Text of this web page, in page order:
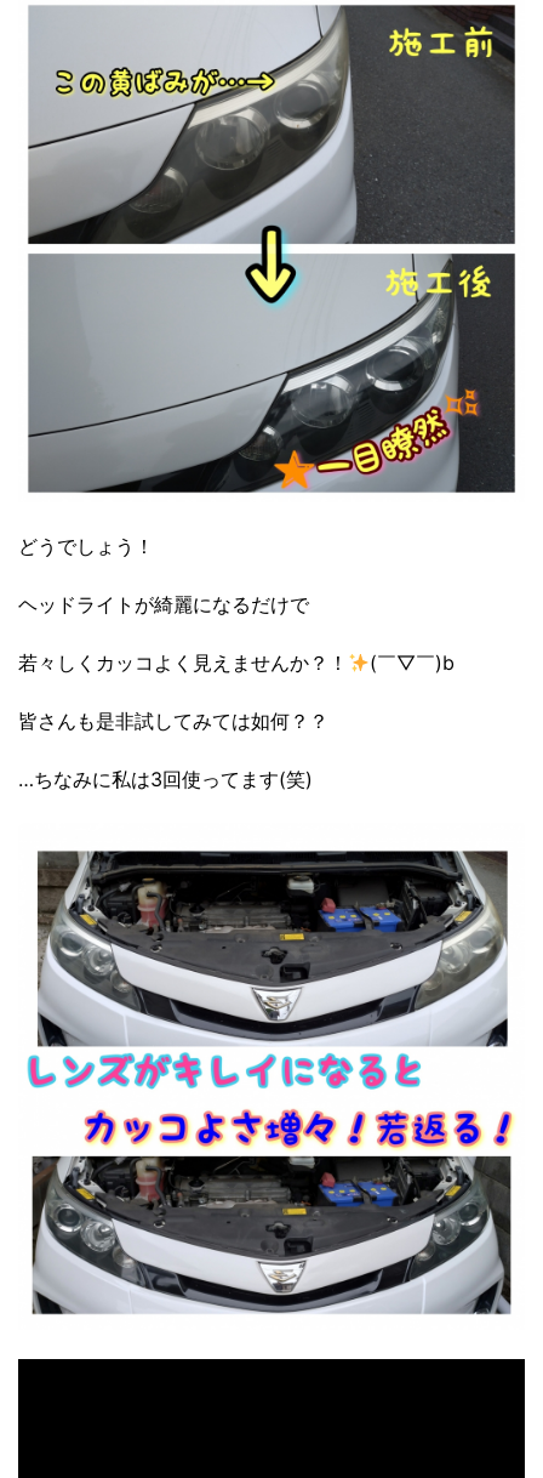
どうでしょう！
ヘッドライトが綺麗になるだけで
若々しくカッコよく見えませんか？！ (￣▽￣)b
皆さんも是非試してみては如何？？
…ちなみに私は3回使ってます(笑)